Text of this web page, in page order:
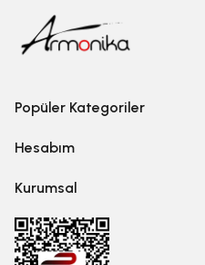
Popüler Kategoriler
Hesabım
Kurumsal